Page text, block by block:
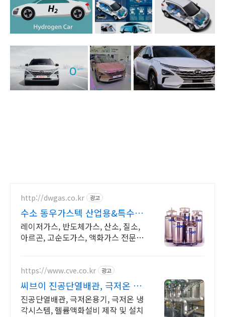
http://dwgas.co.kr 광고
수소 동우가스텍 산업용&특수가
스 공급전문
레이저가스, 반도체가스, 산소, 질소,
아르곤, 고순도가스, 액화가스 전문
https://www.cve.co.kr 광고
씨브이 진공단열배관, 극저온 극
저온용기 제작
진공단열배관, 극저온용기, 극저온 냉
각시스템, 헬륨액화설비 제작 및 설치